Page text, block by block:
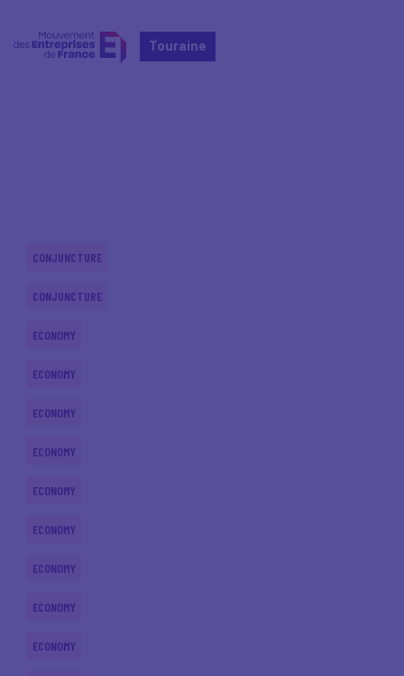
Touraine
CONJUNCTURE
CONJUNCTURE
ECONOMY
ECONOMY
ECONOMY
ECONOMY
ECONOMY
ECONOMY
ECONOMY
ECONOMY
ECONOMY